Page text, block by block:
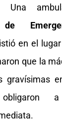
en el
que la
gravísimas